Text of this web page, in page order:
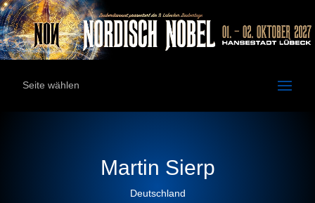
Seite wählen
Martin Sierp
Deutschland